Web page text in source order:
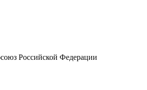
Российской Федерации